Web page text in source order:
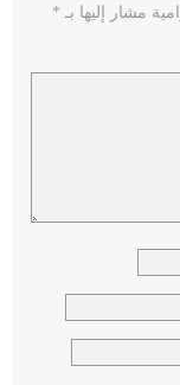
مشار إليها بـ *